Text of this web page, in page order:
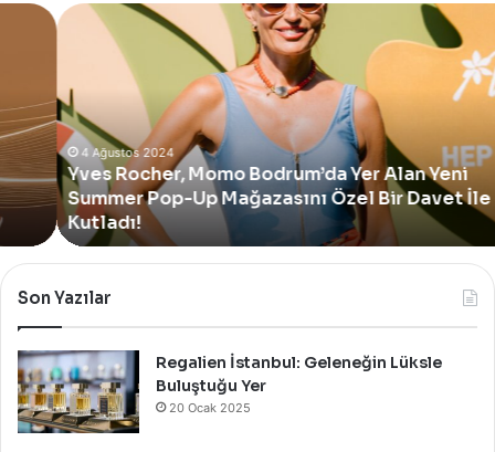
Yves
Rocher,
Bodrum’da
Yer
Alan
Yeni
Summer
Pop-
Up
Mağazasını
Özel
Bir
Kutladı!
4 Ağustos 2024
Yves Rocher, Momo Bodrum’da Yer Alan Yeni
Summer Pop-Up Mağazasını Özel Bir Davet İle
Kutladı!
Son Yazılar
Regalien İstanbul: Geleneğin Lüksle
Buluştuğu Yer
20 Ocak 2025